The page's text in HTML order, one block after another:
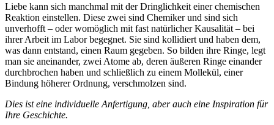
Liebe kann sich manchmal mit der Dringlichkeit einer chemischen
Reaktion einstellen. Diese zwei sind Chemiker und sind sich
unverhofft – oder womöglich mit fast natürlicher Kausalität – bei
ihrer Arbeit im Labor begegnet. Sie sind kollidiert und haben dem,
was dann entstand, einen Raum gegeben. So bilden ihre Ringe, legt
man sie aneinander, zwei Atome ab, deren äußeren Ringe einander
durchbrochen haben und schließlich zu einem Mollekül, einer
Bindung höherer Ordnung, verschmolzen sind.
Dies ist eine individuelle Anfertigung, aber auch eine Inspiration für
Ihre Geschichte.